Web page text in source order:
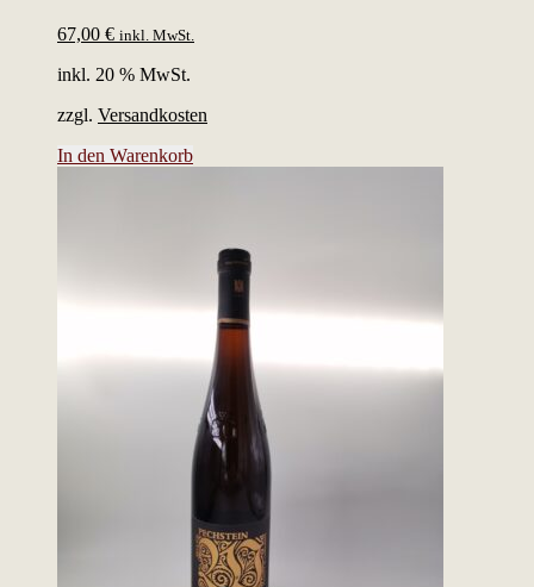
67,00 € inkl. MwSt.
inkl. 20 % MwSt.
zzgl. Versandkosten
In den Warenkorb